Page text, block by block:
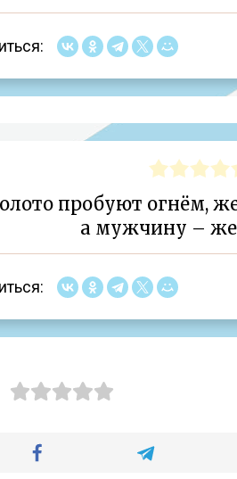
пробуют огнём,
а мужчину –